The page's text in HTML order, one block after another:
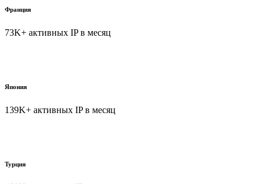
Франция
73K+ активных IP в месяц
Япония
139K+ активных IP в месяц
Турция